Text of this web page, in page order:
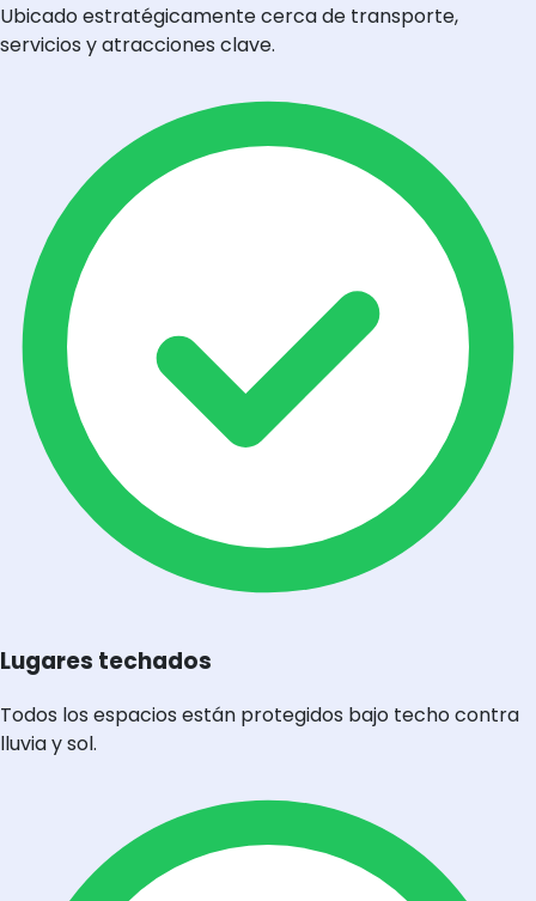
Ubicado estratégicamente cerca de transporte,
servicios y atracciones clave.
Lugares techados
Todos los espacios están protegidos bajo techo contra
lluvia y sol.